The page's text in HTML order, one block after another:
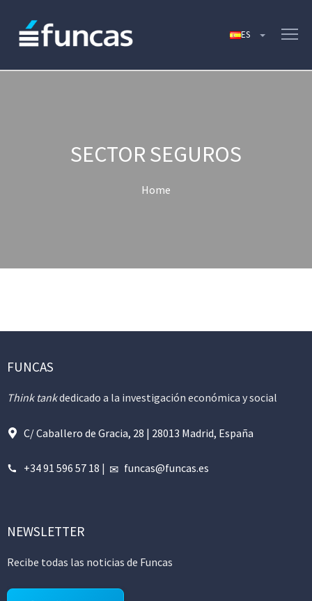
SECTOR SEGUROS
Home
FUNCAS
Think tankdedicado a la investigación económica y social
C/ Caballero de Gracia, 28 | 28013 Madrid, España
+34 91 596 57 18 | funcas@funcas.es
NEWSLETTER
Recibe todas las noticias de Funcas